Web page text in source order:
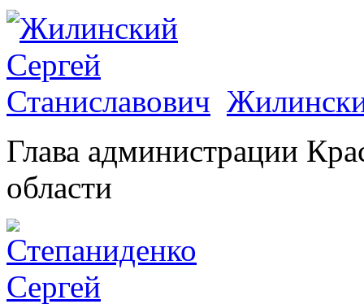
Глава администрации
области